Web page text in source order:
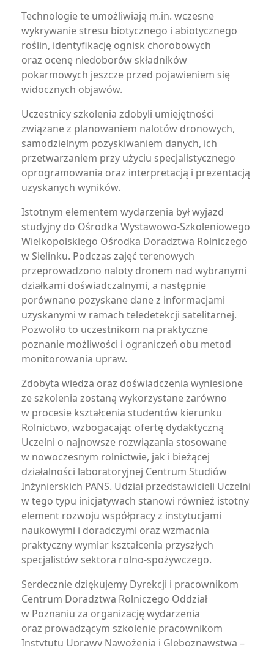
Technologie te umożliwiają m.in. wczesne
wykrywanie stresu biotycznego i abiotycznego
roślin, identyfikację ognisk chorobowych
oraz ocenę niedoborów składników
pokarmowych jeszcze przed pojawieniem się
widocznych objawów.
Uczestnicy szkolenia zdobyli umiejętności
związane z planowaniem nalotów dronowych,
samodzielnym pozyskiwaniem danych, ich
przetwarzaniem przy użyciu specjalistycznego
oprogramowania oraz interpretacją i prezentacją
uzyskanych wyników.
Istotnym elementem wydarzenia był wyjazd
studyjny do Ośrodka Wystawowo-Szkoleniowego
Wielkopolskiego Ośrodka Doradztwa Rolniczego
w Sielinku. Podczas zajęć terenowych
przeprowadzono naloty dronem nad wybranymi
działkami doświadczalnymi, a następnie
porównano pozyskane dane z informacjami
uzyskanymi w ramach teledetekcji satelitarnej.
Pozwoliło to uczestnikom na praktyczne
poznanie możliwości i ograniczeń obu metod
monitorowania upraw.
Zdobyta wiedza oraz doświadczenia wyniesione
ze szkolenia zostaną wykorzystane zarówno
w procesie kształcenia studentów kierunku
Rolnictwo, wzbogacając ofertę dydaktyczną
Uczelni o najnowsze rozwiązania stosowane
w nowoczesnym rolnictwie, jak i bieżącej
działalności laboratoryjnej Centrum Studiów
Inżynierskich PANS. Udział przedstawicieli Uczelni
w tego typu inicjatywach stanowi również istotny
element rozwoju współpracy z instytucjami
naukowymi i doradczymi oraz wzmacnia
praktyczny wymiar kształcenia przyszłych
specjalistów sektora rolno-spożywczego.
Serdecznie dziękujemy Dyrekcji i pracownikom
Centrum Doradztwa Rolniczego Oddział
w Poznaniu za organizację wydarzenia
oraz prowadzącym szkolenie pracownikom
Instytutu Uprawy Nawożenia i Gleboznawstwa –